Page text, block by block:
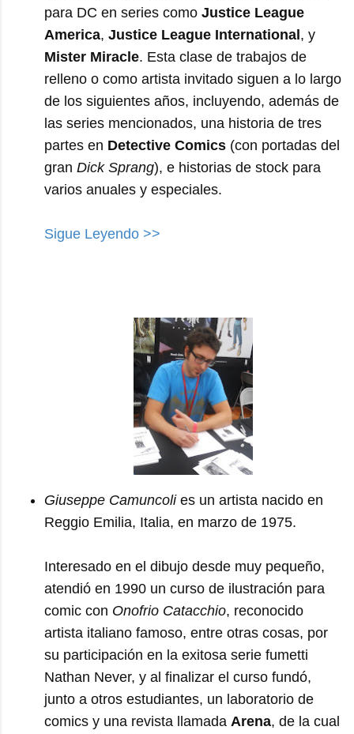
para DC en series como Justice League
America, Justice League International , y
Mister Miracle. Esta clase de trabajos de
relleno o como artista invitado siguen a lo largo
de los siguientes años, incluyendo, además de
las series mencionados, una historia de tres
partes en Detective Comics (con portadas del
gran Dick Sprang), e historias de stock para
varios anuales y especiales.
Sigue Leyendo >>
Giuseppe Camuncolies un artista nacido en
Reggio Emilia, Italia, en marzo de 1975.
Interesado en el dibujo desde muy pequeño,
atendió en 1990 un curso de ilustración para
comic con Onofrio Catacchio, reconocido
artista italiano famoso, entre otras cosas, por
su participación en la exitosa serie fumetti
Nathan Never, y al finalizar el curso fundó,
junto a otros estudiantes, un laboratorio de
comics y una revista llamada Arena, de la cual